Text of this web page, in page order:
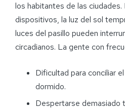
los habitantes de las ciudades.
dispositivos, la luz del sol
luces del pasillo pueden
circadianos. La gente con
Dificultad para conciliar
dormido.
Despertarse demasiado